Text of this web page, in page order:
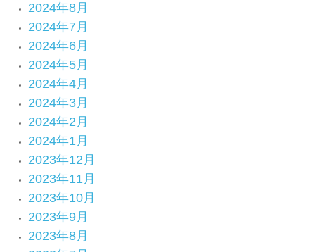
2024年8月
2024年7月
2024年6月
2024年5月
2024年4月
2024年3月
2024年2月
2024年1月
2023年12月
2023年11月
2023年10月
2023年9月
2023年8月